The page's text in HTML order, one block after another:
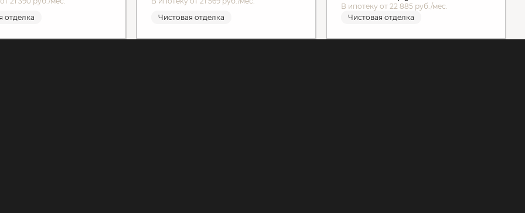
отделка
Чистовая отделка
В ипотеку от 22 885 руб./мес.
Чистовая отделка